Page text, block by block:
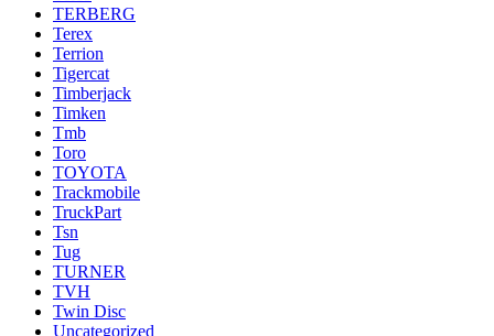
TERBERG
Terex
Terrion
Tigercat
Timberjack
Timken
Tmb
Toro
TOYOTA
Trackmobile
TruckPart
Tsn
Tug
TURNER
TVH
Twin Disc
Uncategorized